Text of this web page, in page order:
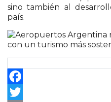
sino también al
país.
Facebook